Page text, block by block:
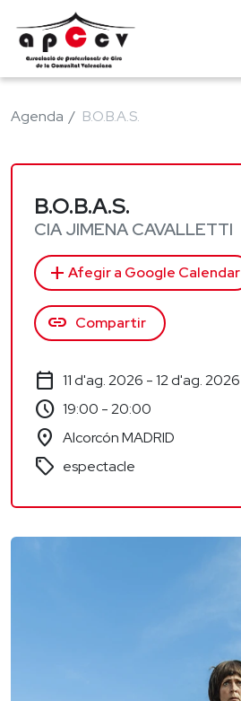
Agenda B.O.B.A.S.
B.O.B.A.S.
CIA JIMENA CAVALLETTI
add Afegir a Google Calendar
link Compartir
calendar_today 11 d'ag. 2026 - 12 d'ag. 2026
schedule 19:00 - 20:00
location_on Alcorcón MADRID
sell espectacle